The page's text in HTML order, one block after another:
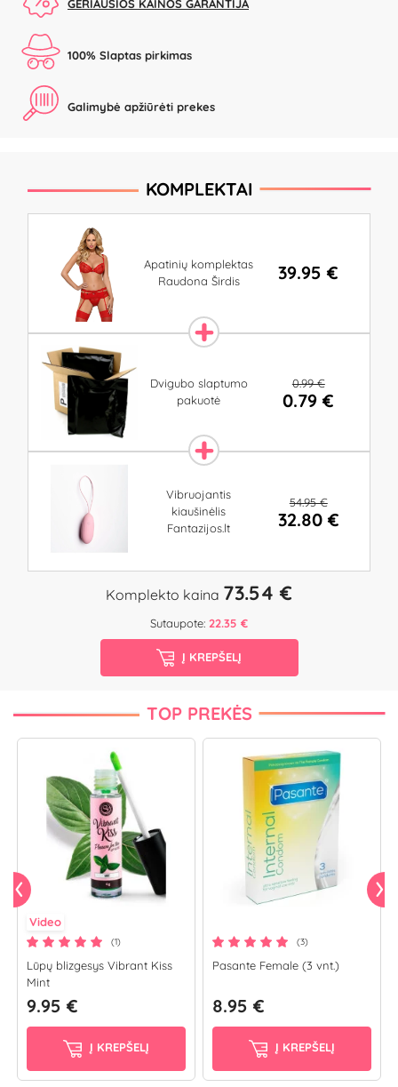
GERIAUSIOS KAINOS GARANTIJA
100% Slaptas pirkimas
Galimybė apžiūrėti prekes
KOMPLEKTAI
Apatinių komplektas
Raudona Širdis
39.95 €
Dvigubo slaptumo
pakuotė
0.99 €
0.79 €
Vibruojantis
kiaušinėlis
Fantazijos.lt
54.95 €
32.80 €
Komplekto kaina 73.54 €
Sutaupote: 22.35 €
Į KREPŠELĮ
TOP PREKĖS
Video
(1)
Lūpų blizgesys Vibrant Kiss
Mint
9.95 €
Į KREPŠELĮ
(3)
Pasante Female (3 vnt.)
8.95 €
Į KREPŠELĮ